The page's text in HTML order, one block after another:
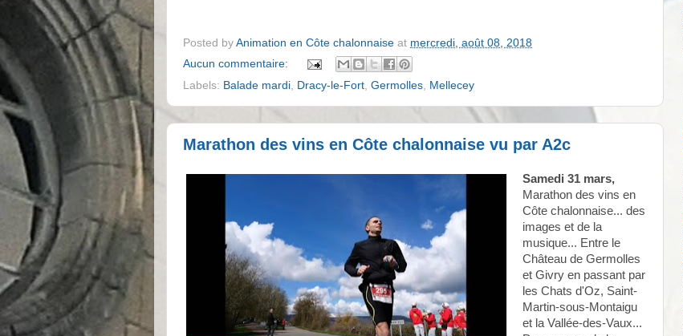
Posted by Animation en Côte chalonnaise at mercredi, août 08, 2018
Aucun commentaire:
Labels: Balade mardi, Dracy-le-Fort, Germolles, Mellecey
Marathon des vins en Côte chalonnaise vu par A2c
Samedi 31 mars,
Marathon des vins en
Côte chalonnaise... des
images et de la
musique... Entre le
Château de Germolles
et Givry en passant par
les Chats d'Oz, Saint-
Martin-sous-Montaigu
et la Vallée-des-Vaux...